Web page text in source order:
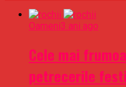
Oameni3 ani ago
Cele mai
petrecerile